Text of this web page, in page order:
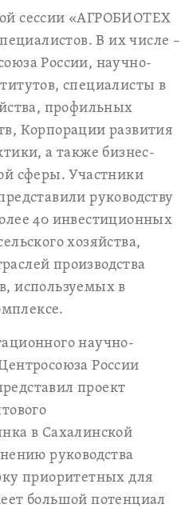
сессии «АГРОБИОТЕХ
В их числе –
России, научно-
специалисты в
профильных
Корпорации развития
а также бизнес-
сферы. Участники
руководству
40 инвестиционных
хозяйства,
производства
используемых в
научно-
России
проект
в Сахалинской
руководства
приоритетных для
большой потенциал